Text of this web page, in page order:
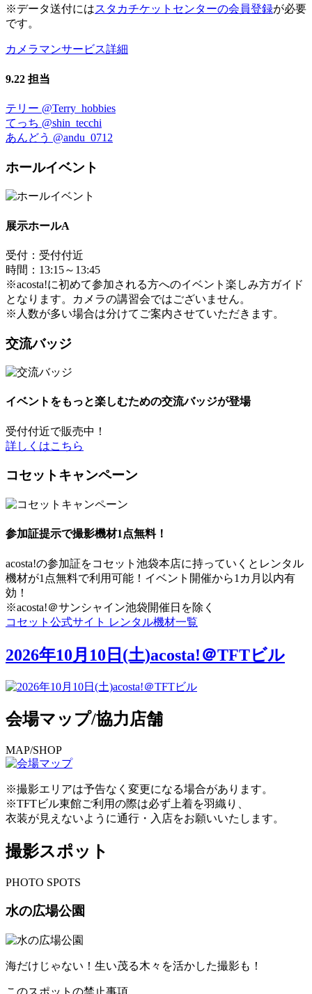
※データ送付にはスタカチケットセンターの会員登録が必要
です。
カメラマンサービス詳細
9.22 担当
テリー @Terry_hobbies
てっち @shin_tecchi
あんどう @andu_0712
ホールイベント
展示ホールA
受付：受付付近
時間：13:15～13:45
※acosta!に初めて参加される方へのイベント楽しみ方ガイド
となります。カメラの講習会ではございません。
※人数が多い場合は分けてご案内させていただきます。
交流バッジ
イベントをもっと楽しむための交流バッジが登場
受付付近で販売中！
詳しくはこちら
コセットキャンペーン
参加証提示で撮影機材1点無料！
acosta!の参加証をコセット池袋本店に持っていくとレンタル
機材が1点無料で利用可能！イベント開催から1カ月以内有
効！
※acosta!＠サンシャイン池袋開催日を除く
コセット公式サイト レンタル機材一覧
2026年10月10日(土)acosta!＠TFTビル
会場マップ/協力店舗
MAP/SHOP
※撮影エリアは予告なく変更になる場合があります。
※TFTビル東館ご利用の際は必ず上着を羽織り、
衣装が見えないように通行・入店をお願いいたします。
撮影スポット
PHOTO SPOTS
水の広場公園
海だけじゃない！生い茂る木々を活かした撮影も！
このスポットの禁止事項